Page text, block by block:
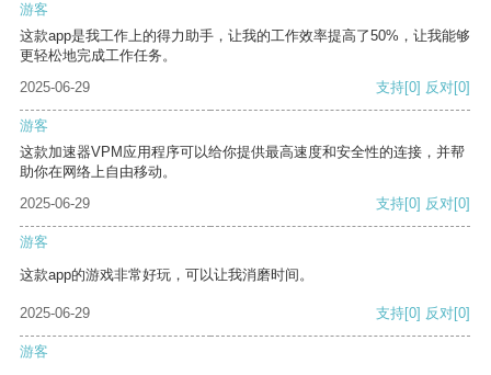
游客
这款app是我工作上的得力助手，让我的工作效率提高了50%，让我能够
更轻松地完成工作任务。
2025-06-29
支持[0] 反对[0]
游客
这款加速器VPM应用程序可以给你提供最高速度和安全性的连接，并帮
助你在网络上自由移动。
2025-06-29
支持[0] 反对[0]
游客
这款app的游戏非常好玩，可以让我消磨时间。
2025-06-29 支持[0] 反对[0]
游客